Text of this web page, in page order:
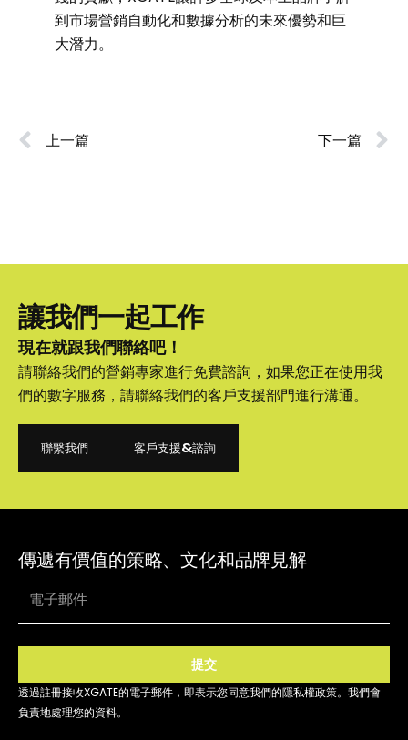
到市場營銷自動化和數據分析的未來優勢和巨
大潛力。
上一篇 下一篇
讓我們一起工作
現在就跟我們聯絡吧！
請聯絡我們的營銷專家進行免費諮詢，如果您正在使用我
們的數字服務，請聯絡我們的客戶支援部門進行溝通。
聯繫我們
客戶支援&諮詢
傳遞有價值的策略、文化和品牌見解
提交
透過註冊接收XGATE的電子郵件，即表示您同意我們的隱私權政策。我們會
負責地處理您的資料。